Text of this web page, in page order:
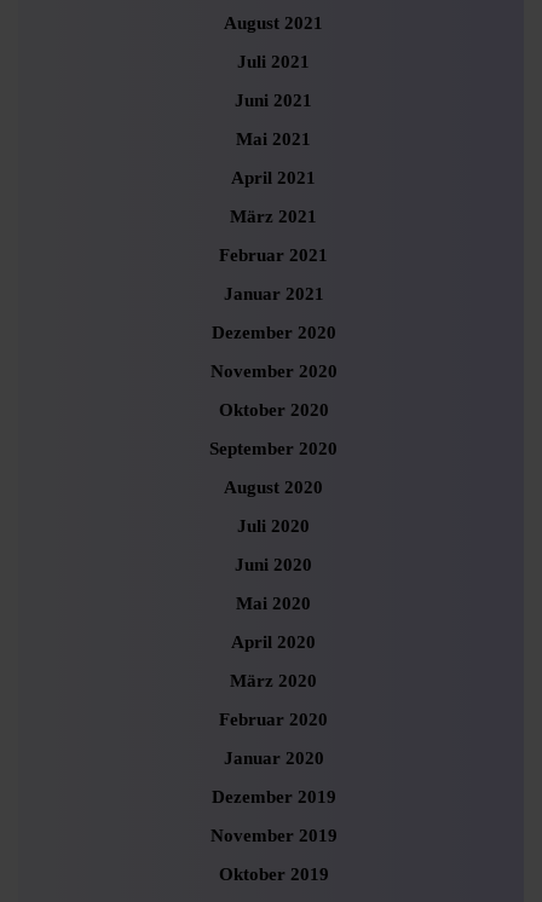
August 2021
Juli 2021
Juni 2021
Mai 2021
April 2021
März 2021
Februar 2021
Januar 2021
Dezember 2020
November 2020
Oktober 2020
September 2020
August 2020
Juli 2020
Juni 2020
Mai 2020
April 2020
März 2020
Februar 2020
Januar 2020
Dezember 2019
November 2019
Oktober 2019